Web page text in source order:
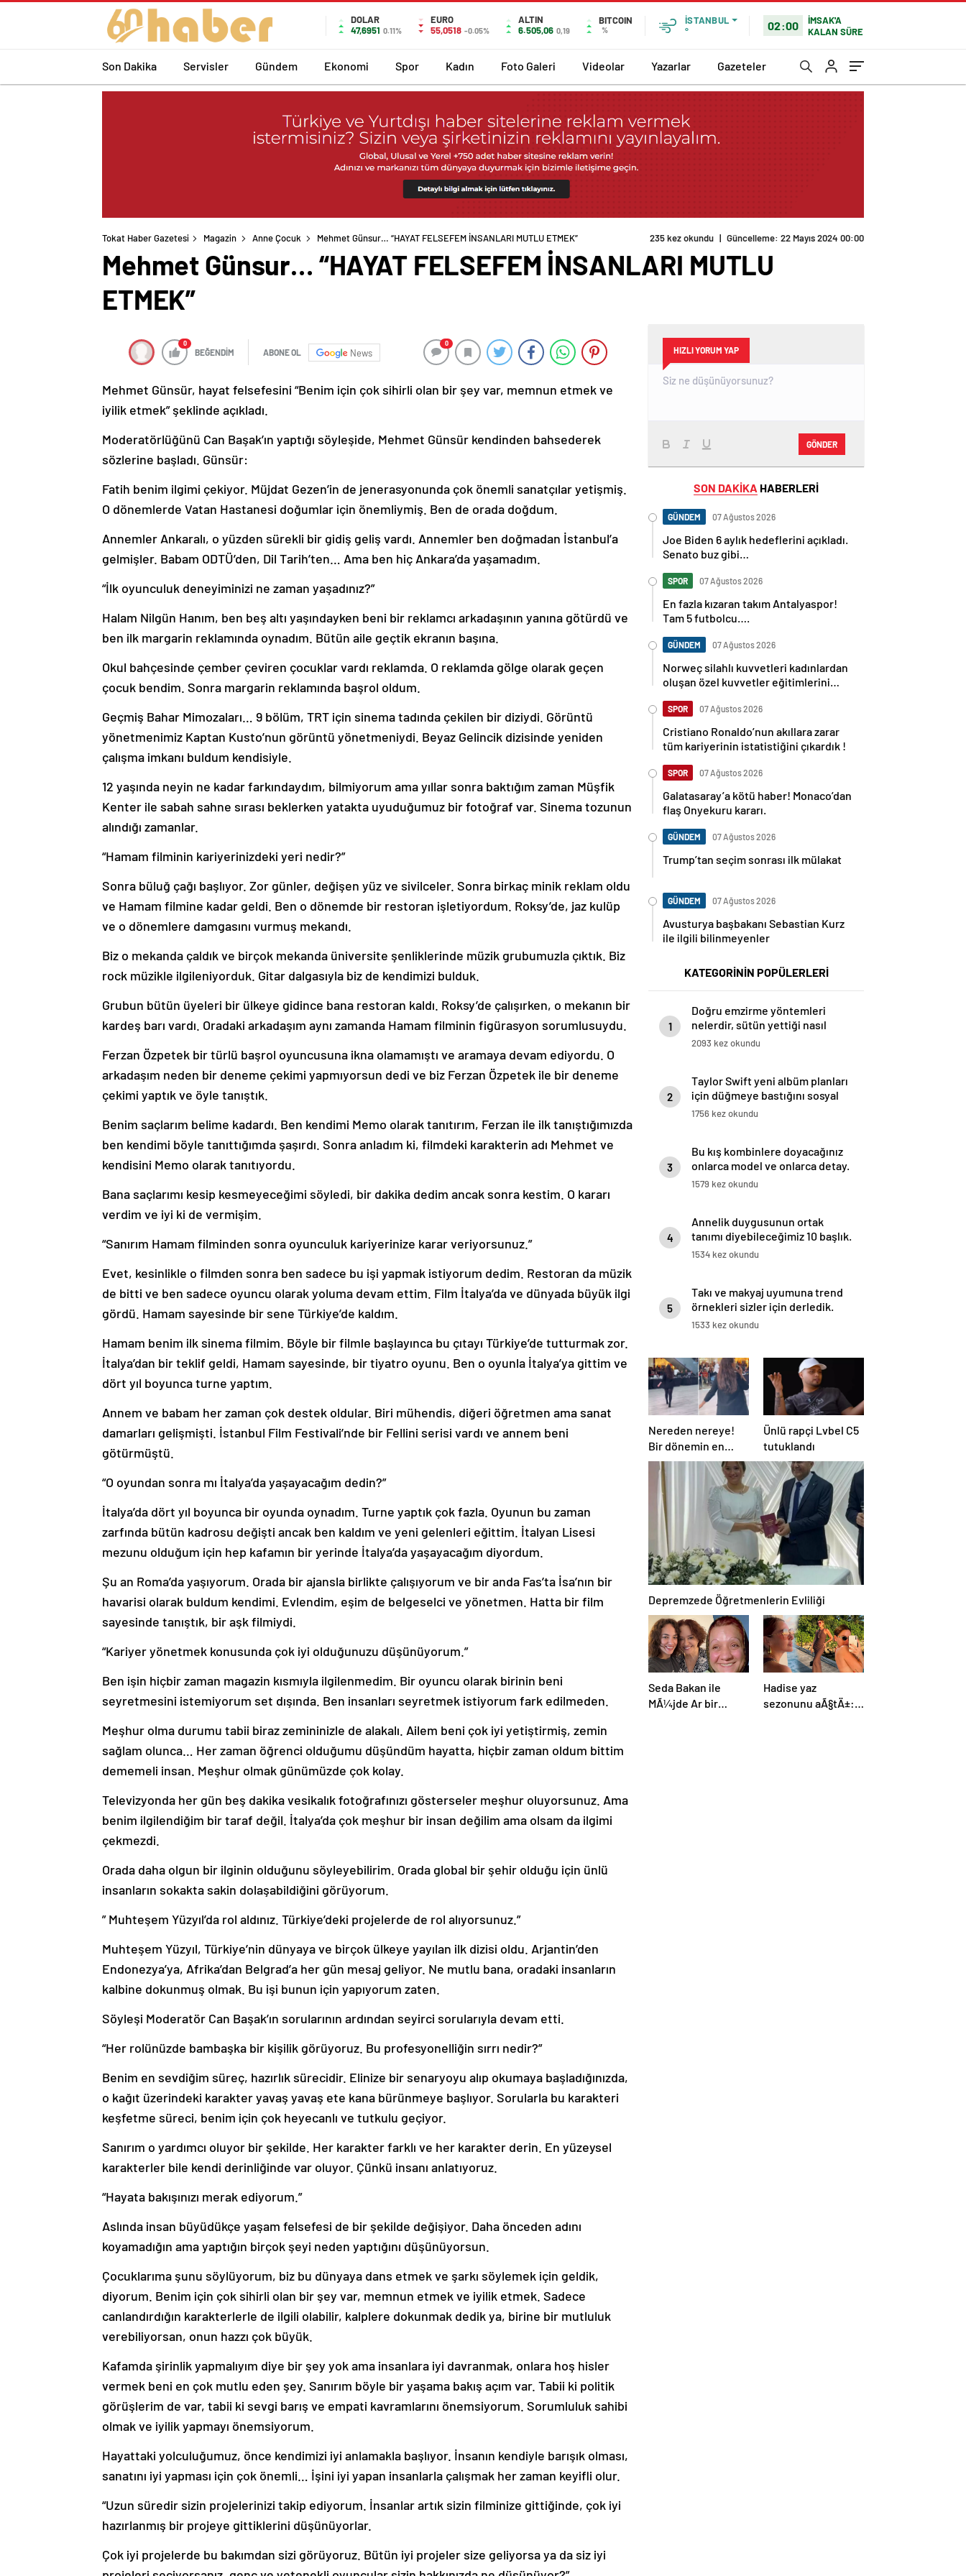
DOLAR
47,6951 0.11%
EURO
55,0518 -0.05%
ALTIN
6.505,06 0,19
BITCOIN
%
İSTANBUL
°
02:00
İMSAK'A
KALAN SÜRE
Son Dakika Servisler Gündem Ekonomi Spor Kadın Foto Galeri Videolar Yazarlar Gazeteler
Tokat Haber Gazetesi Magazin Anne Çocuk Mehmet Günsur… “HAYAT FELSEFEM İNSANLARI MUTLU ETMEK” 235 kez okundu | Güncelleme: 22 Mayıs 2024 00:00
Mehmet Günsur… “HAYAT FELSEFEM İNSANLARI MUTLU
ETMEK”
0
BEĞENDİM ABONE OL News
0
Mehmet Günsür, hayat felsefesini “Benim için çok sihirli olan bir şey var, memnun etmek ve
iyilik etmek” şeklinde açıkladı.
Moderatörlüğünü Can Başak’ın yaptığı söyleşide, Mehmet Günsür kendinden bahsederek
sözlerine başladı. Günsür:
Fatih benim ilgimi çekiyor. Müjdat Gezen’in de jenerasyonunda çok önemli sanatçılar yetişmiş.
O dönemlerde Vatan Hastanesi doğumlar için önemliymiş. Ben de orada doğdum.
Annemler Ankaralı, o yüzden sürekli bir gidiş geliş vardı. Annemler ben doğmadan İstanbul’a
gelmişler. Babam ODTÜ’den, Dil Tarih’ten… Ama ben hiç Ankara’da yaşamadım.
“İlk oyunculuk deneyiminizi ne zaman yaşadınız?”
Halam Nilgün Hanım, ben beş altı yaşındayken beni bir reklamcı arkadaşının yanına götürdü ve
ben ilk margarin reklamında oynadım. Bütün aile geçtik ekranın başına.
Okul bahçesinde çember çeviren çocuklar vardı reklamda. O reklamda gölge olarak geçen
çocuk bendim. Sonra margarin reklamında başrol oldum.
Geçmiş Bahar Mimozaları… 9 bölüm, TRT için sinema tadında çekilen bir diziydi. Görüntü
yönetmenimiz Kaptan Kusto’nun görüntü yönetmeniydi. Beyaz Gelincik dizisinde yeniden
çalışma imkanı buldum kendisiyle.
12 yaşında neyin ne kadar farkındaydım, bilmiyorum ama yıllar sonra baktığım zaman Müşfik
Kenter ile sabah sahne sırası beklerken yatakta uyuduğumuz bir fotoğraf var. Sinema tozunun
alındığı zamanlar.
“Hamam filminin kariyerinizdeki yeri nedir?”
Sonra büluğ çağı başlıyor. Zor günler, değişen yüz ve sivilceler. Sonra birkaç minik reklam oldu
ve Hamam filmine kadar geldi. Ben o dönemde bir restoran işletiyordum. Roksy’de, jaz kulüp
ve o dönemlere damgasını vurmuş mekandı.
Biz o mekanda çaldık ve birçok mekanda üniversite şenliklerinde müzik grubumuzla çıktık. Biz
rock müzikle ilgileniyorduk. Gitar dalgasıyla biz de kendimizi bulduk.
Grubun bütün üyeleri bir ülkeye gidince bana restoran kaldı. Roksy’de çalışırken, o mekanın bir
kardeş barı vardı. Oradaki arkadaşım aynı zamanda Hamam filminin figürasyon sorumlusuydu.
Ferzan Özpetek bir türlü başrol oyuncusuna ikna olamamıştı ve aramaya devam ediyordu. O
arkadaşım neden bir deneme çekimi yapmıyorsun dedi ve biz Ferzan Özpetek ile bir deneme
çekimi yaptık ve öyle tanıştık.
Benim saçlarım belime kadardı. Ben kendimi Memo olarak tanıtırım, Ferzan ile ilk tanıştığımızda
ben kendimi böyle tanıttığımda şaşırdı. Sonra anladım ki, filmdeki karakterin adı Mehmet ve
kendisini Memo olarak tanıtıyordu.
Bana saçlarımı kesip kesmeyeceğimi söyledi, bir dakika dedim ancak sonra kestim. O kararı
verdim ve iyi ki de vermişim.
“Sanırım Hamam filminden sonra oyunculuk kariyerinize karar veriyorsunuz.”
Evet, kesinlikle o filmden sonra ben sadece bu işi yapmak istiyorum dedim. Restoran da müzik
de bitti ve ben sadece oyuncu olarak yoluma devam ettim. Film İtalya’da ve dünyada büyük ilgi
gördü. Hamam sayesinde bir sene Türkiye’de kaldım.
Hamam benim ilk sinema filmim. Böyle bir filmle başlayınca bu çıtayı Türkiye’de tutturmak zor.
İtalya’dan bir teklif geldi, Hamam sayesinde, bir tiyatro oyunu. Ben o oyunla İtalya’ya gittim ve
dört yıl boyunca turne yaptım.
Annem ve babam her zaman çok destek oldular. Biri mühendis, diğeri öğretmen ama sanat
damarları gelişmişti. İstanbul Film Festivali’nde bir Fellini serisi vardı ve annem beni
götürmüştü.
“O oyundan sonra mı İtalya’da yaşayacağım dedin?”
İtalya’da dört yıl boyunca bir oyunda oynadım. Turne yaptık çok fazla. Oyunun bu zaman
zarfında bütün kadrosu değişti ancak ben kaldım ve yeni gelenleri eğittim. İtalyan Lisesi
mezunu olduğum için hep kafamın bir yerinde İtalya’da yaşayacağım diyordum.
Şu an Roma’da yaşıyorum. Orada bir ajansla birlikte çalışıyorum ve bir anda Fas’ta İsa’nın bir
havarisi olarak buldum kendimi. Evlendim, eşim de belgeselci ve yönetmen. Hatta bir film
sayesinde tanıştık, bir aşk filmiydi.
“Kariyer yönetmek konusunda çok iyi olduğunuzu düşünüyorum.”
Ben işin hiçbir zaman magazin kısmıyla ilgilenmedim. Bir oyuncu olarak birinin beni
seyretmesini istemiyorum set dışında. Ben insanları seyretmek istiyorum fark edilmeden.
Meşhur olma durumu tabii biraz zemininizle de alakalı. Ailem beni çok iyi yetiştirmiş, zemin
sağlam olunca… Her zaman öğrenci olduğumu düşündüm hayatta, hiçbir zaman oldum bittim
dememeli insan. Meşhur olmak günümüzde çok kolay.
Televizyonda her gün beş dakika vesikalık fotoğrafınızı gösterseler meşhur oluyorsunuz. Ama
benim ilgilendiğim bir taraf değil. İtalya’da çok meşhur bir insan değilim ama olsam da ilgimi
çekmezdi.
Orada daha olgun bir ilginin olduğunu söyleyebilirim. Orada global bir şehir olduğu için ünlü
insanların sokakta sakin dolaşabildiğini görüyorum.
” Muhteşem Yüzyıl’da rol aldınız. Türkiye’deki projelerde de rol alıyorsunuz.”
Muhteşem Yüzyıl, Türkiye’nin dünyaya ve birçok ülkeye yayılan ilk dizisi oldu. Arjantin’den
Endonezya’ya, Afrika’dan Belgrad’a her gün mesaj geliyor. Ne mutlu bana, oradaki insanların
kalbine dokunmuş olmak. Bu işi bunun için yapıyorum zaten.
Söyleşi Moderatör Can Başak’ın sorularının ardından seyirci sorularıyla devam etti.
“Her rolünüzde bambaşka bir kişilik görüyoruz. Bu profesyonelliğin sırrı nedir?”
Benim en sevdiğim süreç, hazırlık sürecidir. Elinize bir senaryoyu alıp okumaya başladığınızda,
o kağıt üzerindeki karakter yavaş yavaş ete kana bürünmeye başlıyor. Sorularla bu karakteri
keşfetme süreci, benim için çok heyecanlı ve tutkulu geçiyor.
Sanırım o yardımcı oluyor bir şekilde. Her karakter farklı ve her karakter derin. En yüzeysel
karakterler bile kendi derinliğinde var oluyor. Çünkü insanı anlatıyoruz.
“Hayata bakışınızı merak ediyorum.”
Aslında insan büyüdükçe yaşam felsefesi de bir şekilde değişiyor. Daha önceden adını
koyamadığın ama yaptığın birçok şeyi neden yaptığını düşünüyorsun.
Çocuklarıma şunu söylüyorum, biz bu dünyaya dans etmek ve şarkı söylemek için geldik,
diyorum. Benim için çok sihirli olan bir şey var, memnun etmek ve iyilik etmek. Sadece
canlandırdığın karakterlerle de ilgili olabilir, kalplere dokunmak dedik ya, birine bir mutluluk
verebiliyorsan, onun hazzı çok büyük.
Kafamda şirinlik yapmalıyım diye bir şey yok ama insanlara iyi davranmak, onlara hoş hisler
vermek beni en çok mutlu eden şey. Sanırım böyle bir yaşama bakış açım var. Tabii ki politik
görüşlerim de var, tabii ki sevgi barış ve empati kavramlarını önemsiyorum. Sorumluluk sahibi
olmak ve iyilik yapmayı önemsiyorum.
Hayattaki yolculuğumuz, önce kendimizi iyi anlamakla başlıyor. İnsanın kendiyle barışık olması,
sanatını iyi yapması için çok önemli… İşini iyi yapan insanlarla çalışmak her zaman keyifli olur.
“Uzun süredir sizin projelerinizi takip ediyorum. İnsanlar artık sizin filminize gittiğinde, çok iyi
hazırlanmış bir projeye gittiklerini düşünüyorlar.
Çok iyi projelerde bu bakımdan sizi görüyoruz. Bütün iyi projeler size geliyorsa ya da siz iyi
HIZLI YORUM YAP
GÖNDER
SON DAKİKA HABERLERİ
GÜNDEM 07 Ağustos 2026
Joe Biden 6 aylık hedeflerini açıkladı.
Senato buz gibi…
SPOR 07 Ağustos 2026
En fazla kızaran takım Antalyaspor!
Tam 5 futbolcu….
GÜNDEM 07 Ağustos 2026
Norweç silahlı kuvvetleri kadınlardan
oluşan özel kuvvetler eğitimlerini
SPOR 07 Ağustos 2026
Cristiano Ronaldo’nun akıllara zarar
tüm kariyerinin istatistiğini çıkardık !
SPOR 07 Ağustos 2026
Galatasaray’a kötü haber! Monaco’dan
flaş Onyekuru kararı.
GÜNDEM 07 Ağustos 2026
Trump’tan seçim sonrası ilk mülakat
GÜNDEM 07 Ağustos 2026
Avusturya başbakanı Sebastian Kurz
ile ilgili bilinmeyenler
KATEGORİNİN POPÜLERLERİ
1
Doğru emzirme yöntemleri
nelerdir, sütün yettiği nasıl
anlaşılır?
2093 kez okundu
2
Taylor Swift yeni albüm planları
için düğmeye bastığını sosyal
medyadan duyurdu!
1756 kez okundu
3
Bu kış kombinlere doyacağınız
onlarca model ve onlarca detay.
1579 kez okundu
4
Annelik duygusunun ortak
tanımı diyebileceğimiz 10 başlık.
1534 kez okundu
5
Takı ve makyaj uyumuna trend
örnekleri sizler için derledik.
1533 kez okundu
Nereden nereye!
Bir dönemin en
popüler
isimlerindendi,
AVM’lere kadar
düştü
Ünlü rapçi Lvbel C5
tutuklandı
Depremzede Öğretmenlerin Evliliği
Seda Bakan ile
MÃ¼jde Ar bir
Hadise yaz
sezonunu aÃ§tÄ±: